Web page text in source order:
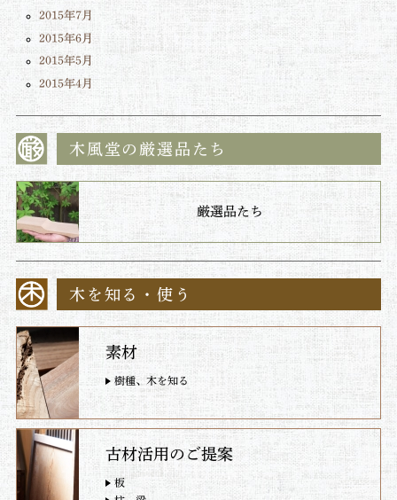
2015年7月
2015年6月
2015年5月
2015年4月
木風堂の厳選品たち
厳選品たち
木を知る・使う
素材
樹種、木を知る
古材活用のご提案
板